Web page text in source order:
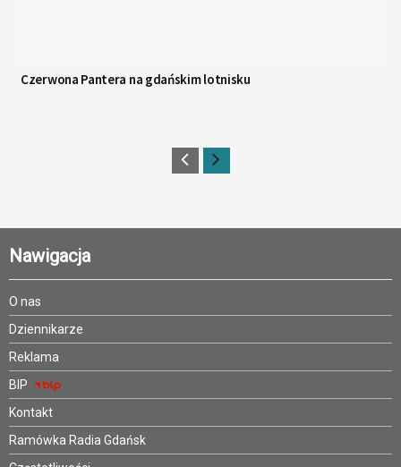
Czerwona Pantera na gdańskim lotnisku
Nawigacja
O nas
Dziennikarze
Reklama
BIP
Kontakt
Ramówka Radia Gdańsk